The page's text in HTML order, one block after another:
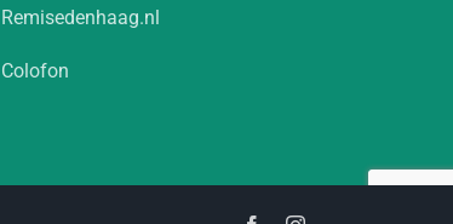
Remisedenhaag.nl
Colofon